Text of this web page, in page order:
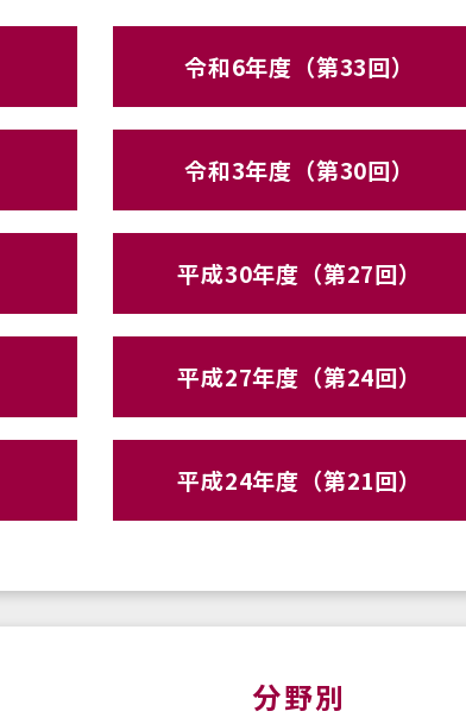
令和6年度（第33回）
令和3年度（第30回）
平成30年度（第27回）
平成27年度（第24回）
平成24年度（第21回）
分野別